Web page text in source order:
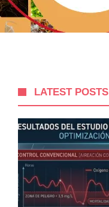
LATEST POSTS